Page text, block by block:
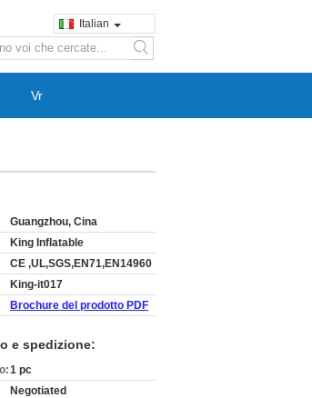
Italian
search
Vr
Guangzhou, Cina
King Inflatable
CE ,UL,SGS,EN71,EN14960
King-it017
Brochure del prodotto PDF
e spedizione:
1 pc
Negotiated